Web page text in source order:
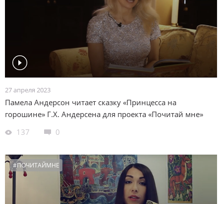
27 апреля 2023
Памела Андерсон читает сказку «Принцесса на
горошине» Г.Х. Андерсена для проекта «Почитай мне»
137
0
#ПОЧИТАЙМНЕ